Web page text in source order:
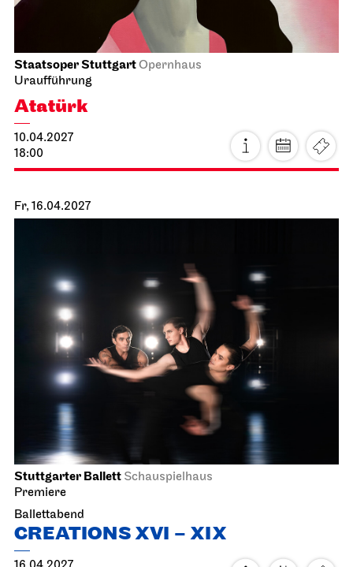
Staatsoper StuttgartOpernhaus
Uraufführung
Atatürk
10.04.2027
18:00
Fr, 16.04.2027
Stuttgarter Ballett Schauspielhaus
Premiere
Ballettabend
CREATIONS XVI – XIX